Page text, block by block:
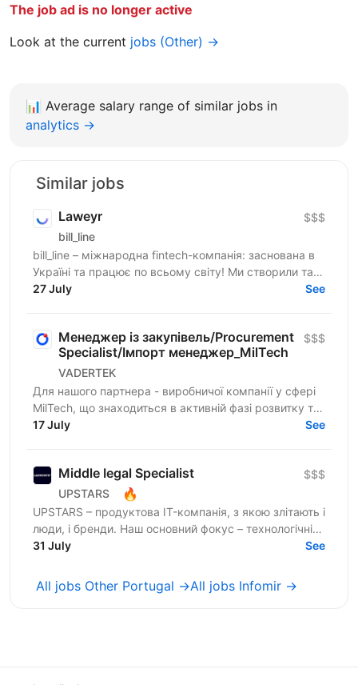
The job ad is no longer active
Look at the current jobs (Other) →
📊 Average salary range of similar jobs in
analytics →
Similar jobs
Laweyr
bill_line
$$$
bill_line – міжнародна fintech-компанія: заснована в
Україні та працює по всьому світу! Ми створили та
розвиваємо платіжну систему для будь-якого
27 July See
Менеджер із закупівель/Procurement
Specialist/Імпорт менеджер_MilTech
VADERTEK
$$$
Для нашого партнера - виробничої компанії у сфері
MilTech, що знаходиться в активній фазі розвитку та
масштабування в шукаємо майбутнього члена
17 July See
Middle Іegal Specialist
UPSTARS 🔥
$$$
UPSTARS – продуктова IT-компанія, з якою злітають і
люди, і бренди. Наш основний фокус – технологічні
рішення та B2B-послуги для міжнародних клієнтів....
31 July See
All jobs Other Portugal →All jobs Infomir →